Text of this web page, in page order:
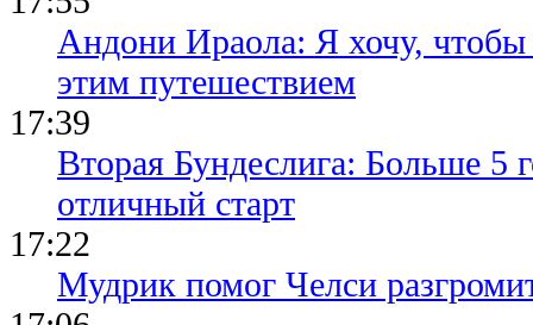
Андони Ираола: Я хочу, чтобы
этим путешествием
17:39
Вторая Бундеслига: Больше 5
отличный старт
17:22
Мудрик помог Челси